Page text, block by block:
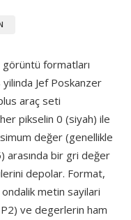
görüntü formatları
Jef Poskanzer
araç seti
pikselin 0 (siyah) ile
değer (genellikle
arasında bir gri değer
depolar. Format,
metin sayilari
ve degerlerin ham